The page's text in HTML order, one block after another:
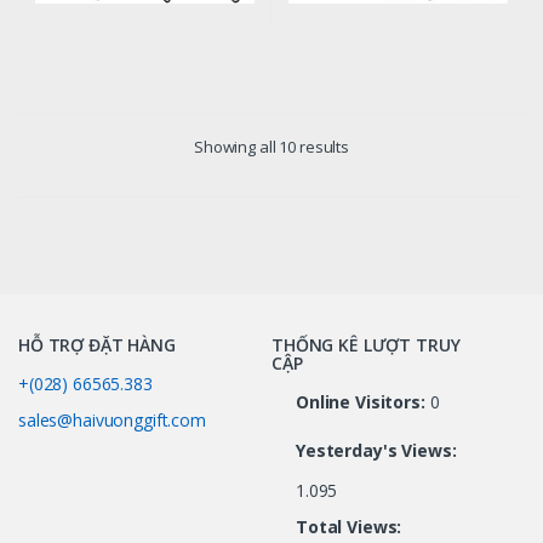
Showing all 10 results
HỖ TRỢ ĐẶT HÀNG
+(028) 66565.383
sales@haivuonggift.com
THỐNG KÊ LƯỢT TRUY
CẬP
Online Visitors: 0
Yesterday's Views:
1.095
Total Views: